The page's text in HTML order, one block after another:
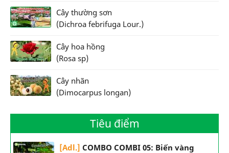
Cây thường sơn
(Dichroa febrifuga Lour.)
Cây hoa hồng
(Rosa sp)
Cây nhãn
(Dimocarpus longan)
Tiêu điểm
[Adl.] COMBO COMBI 05: Biến vàng